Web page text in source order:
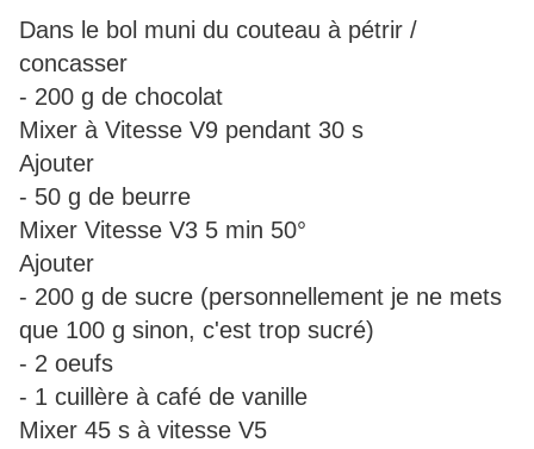
Dans le bol muni du couteau à pétrir /
concasser
- 200 g de chocolat
Mixer à Vitesse V9 pendant 30 s
Ajouter
- 50 g de beurre
Mixer Vitesse V3 5 min 50°
Ajouter
- 200 g de sucre (personnellement je ne mets
que 100 g sinon, c'est trop sucré)
- 2 oeufs
- 1 cuillère à café de vanille
Mixer 45 s à vitesse V5